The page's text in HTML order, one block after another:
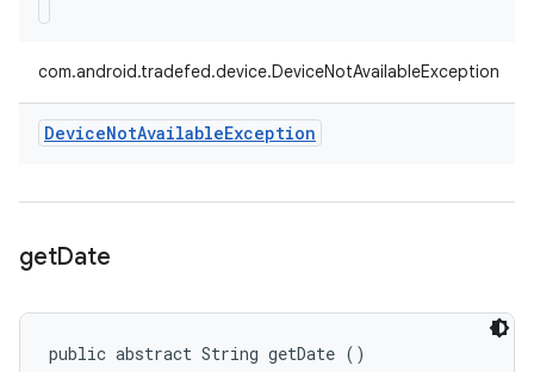
com.android.tradefed.device.DeviceNotAvailableException
DeviceNotAvailableException
getDate
public abstract String getDate ()